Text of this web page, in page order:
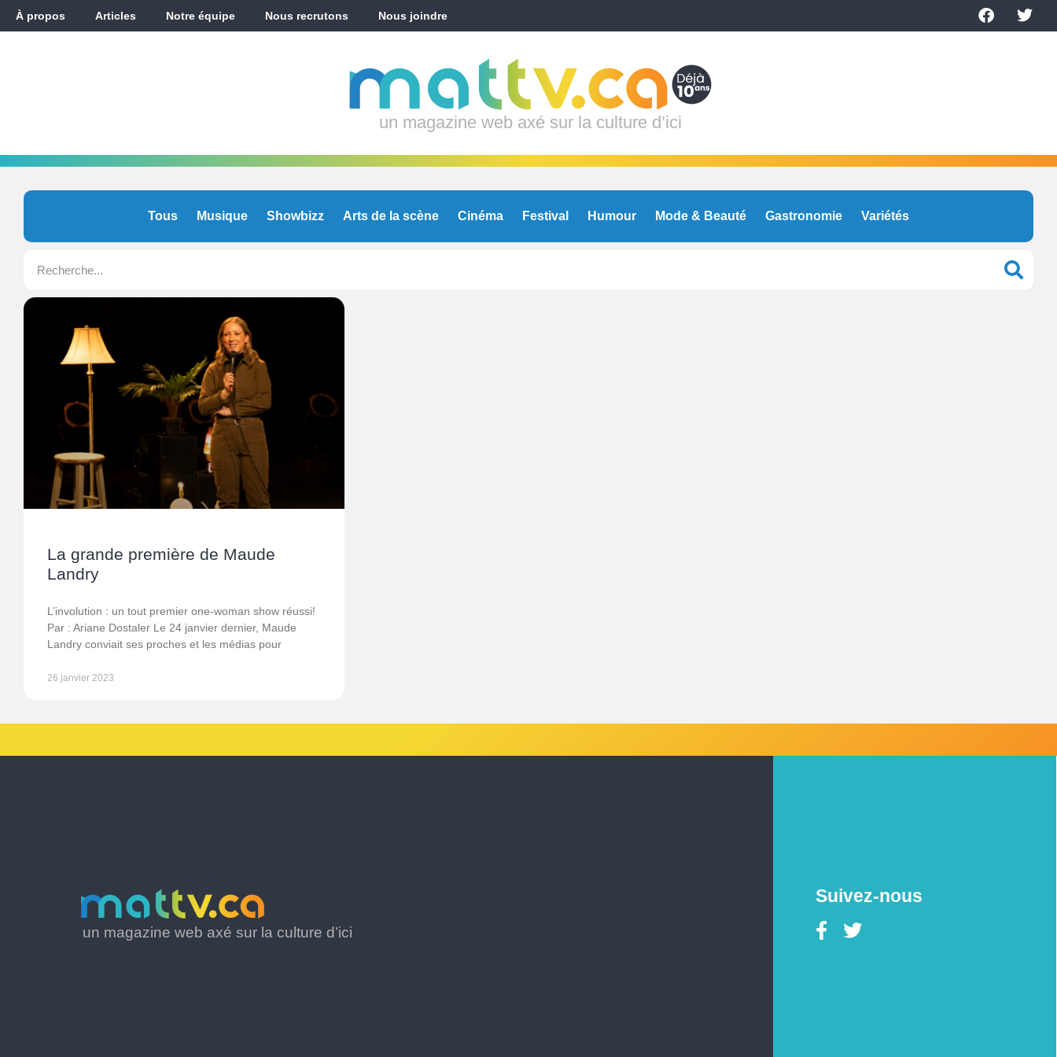
À propos Articles Notre équipe Nous recrutons Nous joindre
un magazine web axé sur la culture d’ici
Tous Musique Showbizz Arts de la scène Cinéma Festival Humour Mode & Beauté Gastronomie Variétés
La grande première de Maude
Landry
L’involution : un tout premier one-woman show réussi!
Par : Ariane Dostaler Le 24 janvier dernier, Maude
Landry conviait ses proches et les médias pour
26 janvier 2023
un magazine web axé sur la culture d’ici
Suivez-nous